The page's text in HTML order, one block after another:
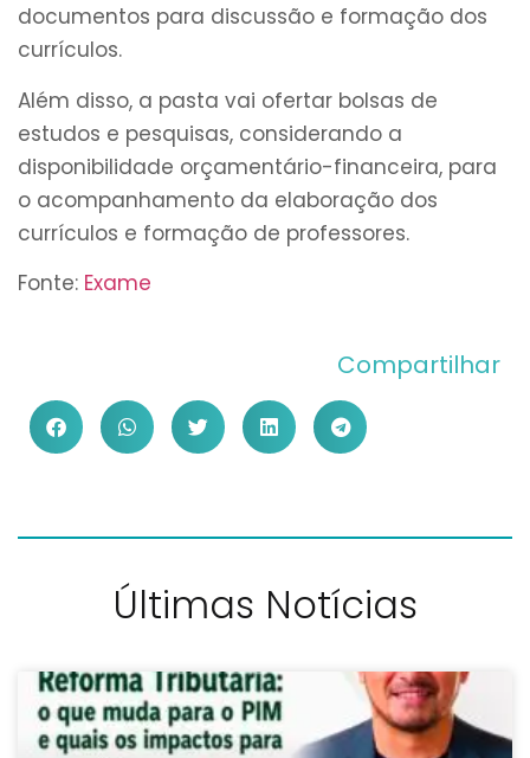
documentos para discussão e formação dos
currículos.
Além disso, a pasta vai ofertar bolsas de
estudos e pesquisas, considerando a
disponibilidade orçamentário-financeira, para
o acompanhamento da elaboração dos
currículos e formação de professores.
Fonte: Exame
Compartilhar
Últimas Notícias